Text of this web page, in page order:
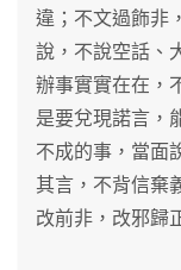
違；不文過飾非
說，不說空話、
辦事實實在在，
是要兌現諾言，
不成的事，當面
其言，不背信棄
改前非，改邪歸